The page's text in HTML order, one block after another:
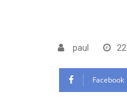
paul
Facebook